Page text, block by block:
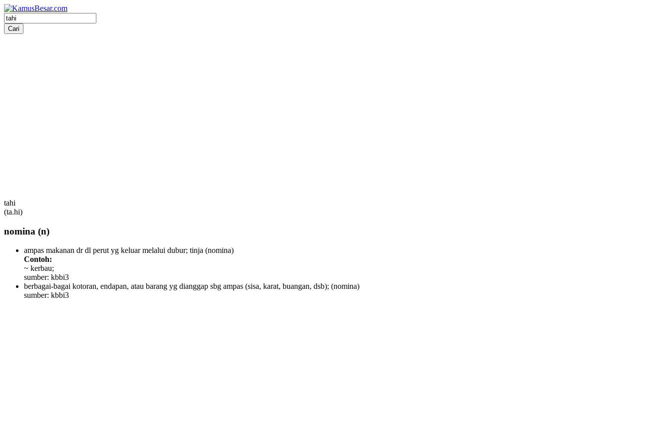
tahi
(ta.hi)
nomina (n)
ampas makanan dr dl perut yg keluar melalui dubur; tinja (nomina)
Contoh:
~ kerbau;
sumber: kbbi3
berbagai-bagai kotoran, endapan, atau barang yg dianggap sbg ampas (sisa, karat, buangan, dsb); (nomina)
sumber: kbbi3